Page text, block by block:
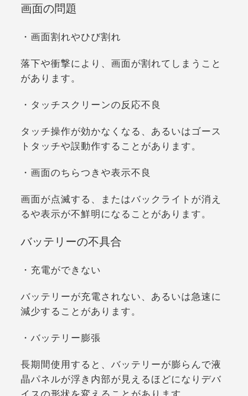
画面の問題
・ 画面割れやひび割れ
落下や衝撃により、画面が割れてしまうこと
があります。
・ タッチスクリーンの反応不良
タッチ操作が効かなくなる、あるいはゴース
トタッチや誤動作することがあります。
・ 画面のちらつきや表示不良
画面が点滅する、またはバックライトが消え
るや表示が不鮮明になることがあります。
バッテリーの不具合
・充電ができない
バッテリーが充電されない、あるいは急速に
減少することがあります。
・バッテリー膨張
長期間使用すると、バッテリーが膨らんで液
晶パネルが浮き内部が見えるほどになりデバ